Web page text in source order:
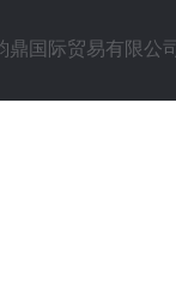
鼎国际贸易有限公